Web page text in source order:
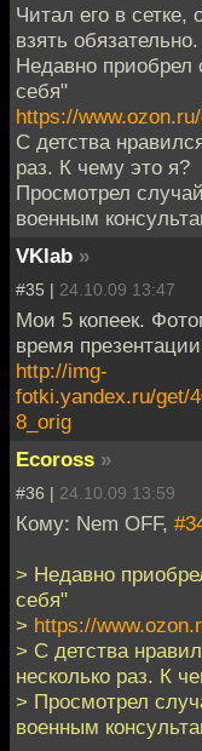
Читал его в
взять обязательно.
Недавно
себя"
https://
С детства
раз. К чему это я?
Просмотрел
военным
VKlab »
#35 | 24.10.09 13:47
Мои 5 копеек.
время
http://img-
fotki.yandex.ru/get/
8_orig
Ecoross »
#36 | 24.10.09 13:59
Кому: Nem OFF,
> Недавно
себя"
> https://
> С детства
несколько раз. К
> Просмотрел
военным